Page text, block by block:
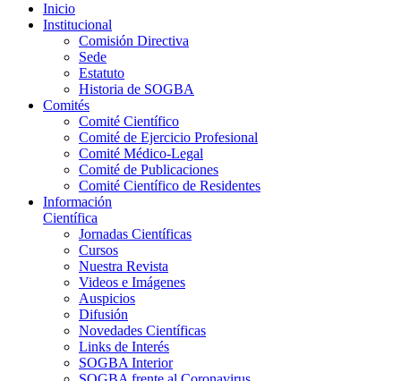
Inicio
Institucional
Comisión Directiva
Sede
Estatuto
Historia de SOGBA
Comités
Comité Científico
Comité de Ejercicio Profesional
Comité Médico-Legal
Comité de Publicaciones
Comité Científico de Residentes
Información
Científica
Jornadas Científicas
Cursos
Nuestra Revista
Videos e Imágenes
Auspicios
Difusión
Novedades Científicas
Links de Interés
SOGBA Interior